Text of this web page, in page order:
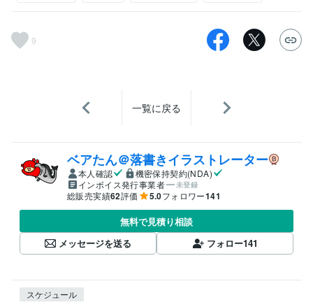
9
一覧に戻る
ベアたん＠落書きイラストレーター
本人確認
機密保持契約(NDA)
インボイス発行事業者
未登録
総販売実績62評価 5.0フォロワー141
無料で見積り相談
メッセージを送る
フォロー141
スケジュール